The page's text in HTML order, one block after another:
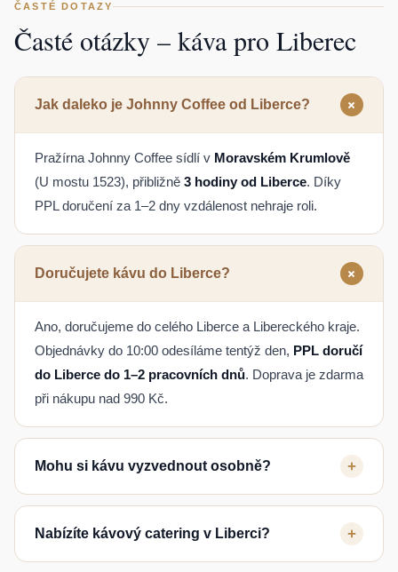
ČASTÉ DOTAZY
Časté otázky – káva pro Liberec
Jak daleko je Johnny Coffee od Liberce? +
Pražírna Johnny Coffee sídlí v Moravském Krumlově
(U mostu 1523), přibližně 3 hodiny od Liberce. Díky
PPL doručení za 1–2 dny vzdálenost nehraje roli.
Doručujete kávu do Liberce? +
Ano, doručujeme do celého Liberce a Libereckého kraje.
Objednávky do 10:00 odesíláme tentýž den, PPL doručí
do Liberce do 1–2 pracovních dnů. Doprava je zdarma
při nákupu nad 990 Kč.
Mohu si kávu vyzvednout osobně? +
Krumlově (U mostu 1523). Po zaplacení online je káva
připravena nejdříve ve 15:00 v den objednání. Z Liberce
Nabízíte kávový catering v Liberci? +